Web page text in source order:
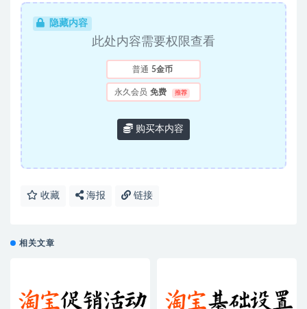
隐藏内容
此处内容需要权限查看
普通 5金币
永久会员 免费 推荐
购买本内容
收藏 海报 链接
相关文章